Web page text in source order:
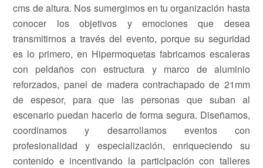
cms de altura. Nos sumergimos en tu organización hasta
conocer los objetivos y emociones que desea
transmitirnos a través del evento, porque su seguridad
es lo primero, en Hipermoquetas fabricamos escaleras
con peldaños con estructura y marco de aluminio
reforzados, panel de madera contrachapado de 21mm
de espesor, para que las personas que suban al
escenario puedan hacerlo de forma segura. Diseñamos,
coordinamos y desarrollamos eventos con
profesionalidad y especialización, enriqueciendo su
contenido e incentivando la participación con talleres